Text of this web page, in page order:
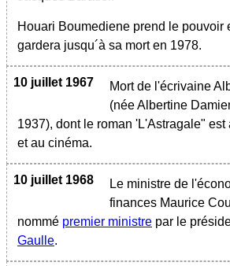
Houari Boumediene prend le pouvoir
gardera jusqu´à sa mort en 1978.
10 juillet 1967
Mort de l'écrivaine
(née Albertine
1937), dont le roman 'L'Astragale" est
et au cinéma.
10 juillet 1968
Le ministre de
finances Maurice
nommé premier ministre par le
Gaulle.